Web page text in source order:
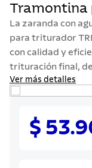
Tramontina
La zaranda con
para triturador
con calidad y
trituración final,
Ver más detalles
$
2.
cubiertos
3.
sarten
4 .
lavaplatos
5.
ollas
juego cuchillos